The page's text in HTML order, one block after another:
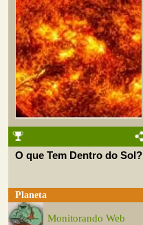
O que Tem Dentro do Sol?
Planeta
Monitorando Web